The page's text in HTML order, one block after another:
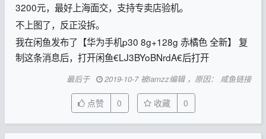
3200元，最好上海面交，支持专卖店验机。
不上图了，反正没拆。
我在闲鱼发布了【华为手机p30 8g+128g 赤橘色 全新】 复
制这条消息后，打开闲鱼€LJ3BYoBNrdA€后打开
最后于 2019-10-7 被iamzz编辑 ，原因： 咸鱼链接
点赞 0 收藏 0